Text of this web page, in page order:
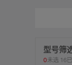
型号筛
0未选 16
类型